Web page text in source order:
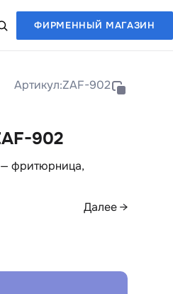
ФИРМЕННЫЙ МАГАЗИН
Артикул:ZAF-902
902
фритюрница,
Далее →